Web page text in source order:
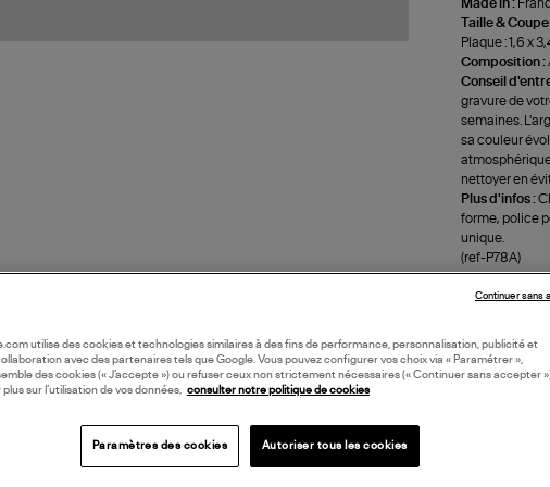
Made in :
Taille & Coupe
Plaque : 1,6 x
Composition :
Conseil
gravure de
semaines.
sa couleur
nettoyer en
Plus d'infos :
forme, police
unique.
(ref-P78A)
utilise des cookies et technologies similaires à des fins de performance, personnalisation, publicité et
avec des partenaires tels que Google. Vous pouvez configurer vos choix via « Paramétrer »,
des cookies (« J’accepte ») ou refuser ceux non strictement nécessaires (« Continuer sans accepter
plus sur l’utilisation de vos données, consulter notre politique de cookies
Paramètres des cookies Autoriser tous les cookies
Continuer sans